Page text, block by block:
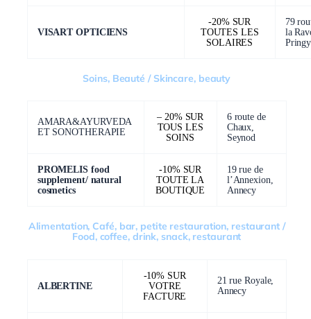
VISART OPTICIENS
-20% SUR
TOUTES LES
SOLAIRES
79
la
Pringy
Soins, Beauté / Skincare, beauty
AMARA&AYURVEDA
ET SONOTHERAPIE
– 20% SUR
TOUS LES
SOINS
6 route de
Chaux,
Seynod
PROMELIS food
supplement/ natural
cosmetics
-10% SUR
TOUTE LA
BOUTIQUE
19 rue de
l’Annexion,
Annecy
Alimentation, Café, bar, petite restauration, restaurant /
Food, coffee, drink, snack, restaurant
ALBERTINE
-10% SUR
VOTRE
FACTURE
21 rue Royale,
Annecy